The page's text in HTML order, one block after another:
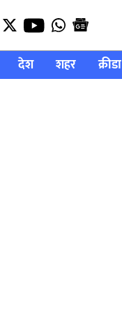
देश शहर क्रीडा